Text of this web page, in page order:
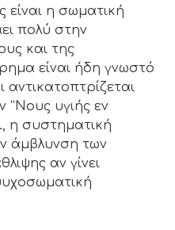
είναι η σωματική
πολύ στην
και της
είναι ήδη γνωστό
υγιής εν
η συστηματική
άμβλυνση των
αν γίνει